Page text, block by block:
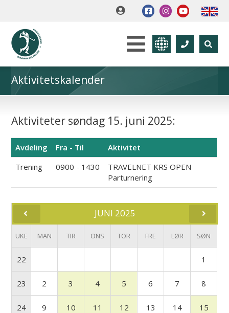
Aktivitetskalender
Aktiviteter søndag 15. juni 2025:
Avdeling Fra - Til
Aktivitet
Trening
0900 - 1430
TRAVELNET KRS OPEN
Parturnering
JUNI 2025
UKE MAN TIR ONS TOR FRE LØR SØN
22 1
23 2 3 4 5 6 7 8
24 9 10 11 12 13 14 15